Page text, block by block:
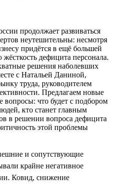
продолжает развиваться
неутешительны: несмотря
придётся в ещё большей
дефицита персонала.
решения наболевших
с Натальей Даниной,
труда, руководителем
Предлагаем новые
что будет с подбором
кто станет главным
в решении вопроса дефицита
этой проблемы
и сопутствующие
крайне негативное
Ковид, снижение